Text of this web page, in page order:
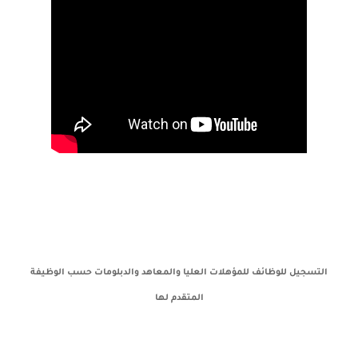
التسجيل للوظائف للمؤهلات العليا والمعاهد والدبلومات حسب الوظيفة
المتقدم لها